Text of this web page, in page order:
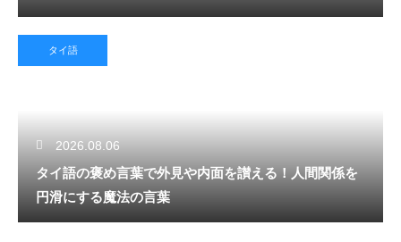
タイ語
2026.08.06
タイ語の褒め言葉で外見や内面を讃える！人間関係を
円滑にする魔法の言葉